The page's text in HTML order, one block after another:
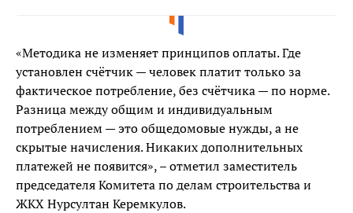
«Методика не изменяет принципов оплаты. Где
установлен счётчик — человек платит только за
фактическое потребление, без счётчика — по норме.
Разница между общим и индивидуальным
потреблением — это общедомовые нужды, а не
скрытые начисления. Никаких дополнительных
платежей не появится», – отметил заместитель
председателя Комитета по делам строительства и
ЖКХ Нурсултан Керемкулов.